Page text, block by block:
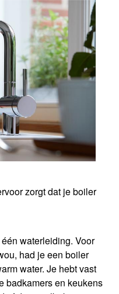
zorgt dat je boiler
waterleiding. Voor
had je een boiler
water. Je hebt vast
badkamers en keukens